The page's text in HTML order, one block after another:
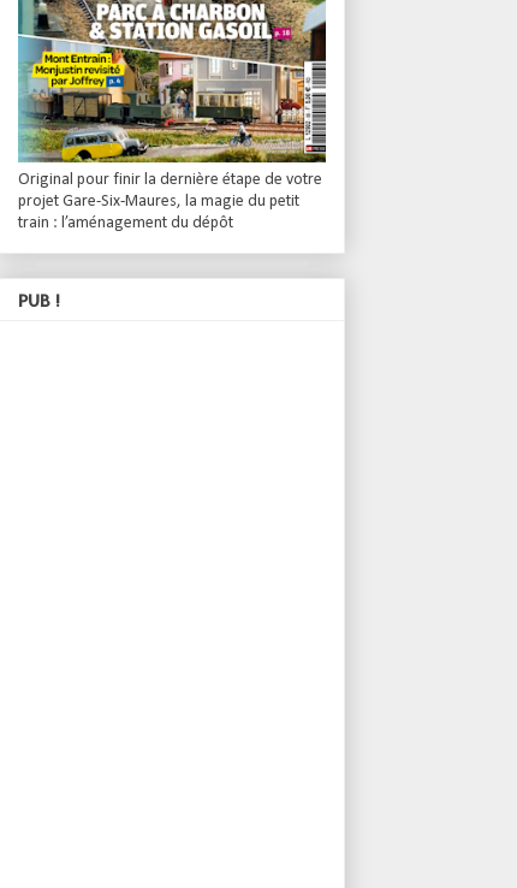
Original pour finir la dernière étape de votre
projet Gare-Six-Maures, la magie du petit
train : l’aménagement du dépôt
PUB !